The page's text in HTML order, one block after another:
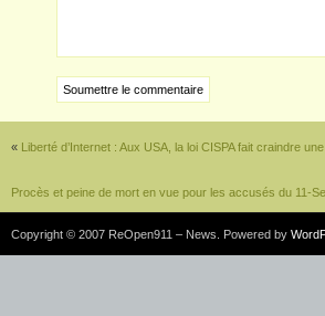
« Liberté d’Internet : Aux USA, la loi CISPA fait craindre
Procès et peine de mort en vue pour les accusés du 11-
Copyright © 2007 ReOpen911 – News. Powered by